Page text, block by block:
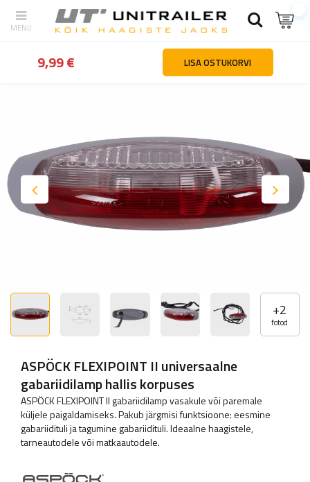
tagasi Kodu Gabariidituled
+2
fotod
ASPÖCK FLEXIPOINT II universaalne
gabariidilamp hallis korpuses
ASPÖCK FLEXIPOINT II gabariidilamp vasakule või paremale
küljele paigaldamiseks. Pakub järgmisi funktsioone: eesmine
gabariidituli ja tagumine gabariidituli. Ideaalne haagistele,
tarneautodele või matkaautodele.
9,99 € LISA OSTUKORVI